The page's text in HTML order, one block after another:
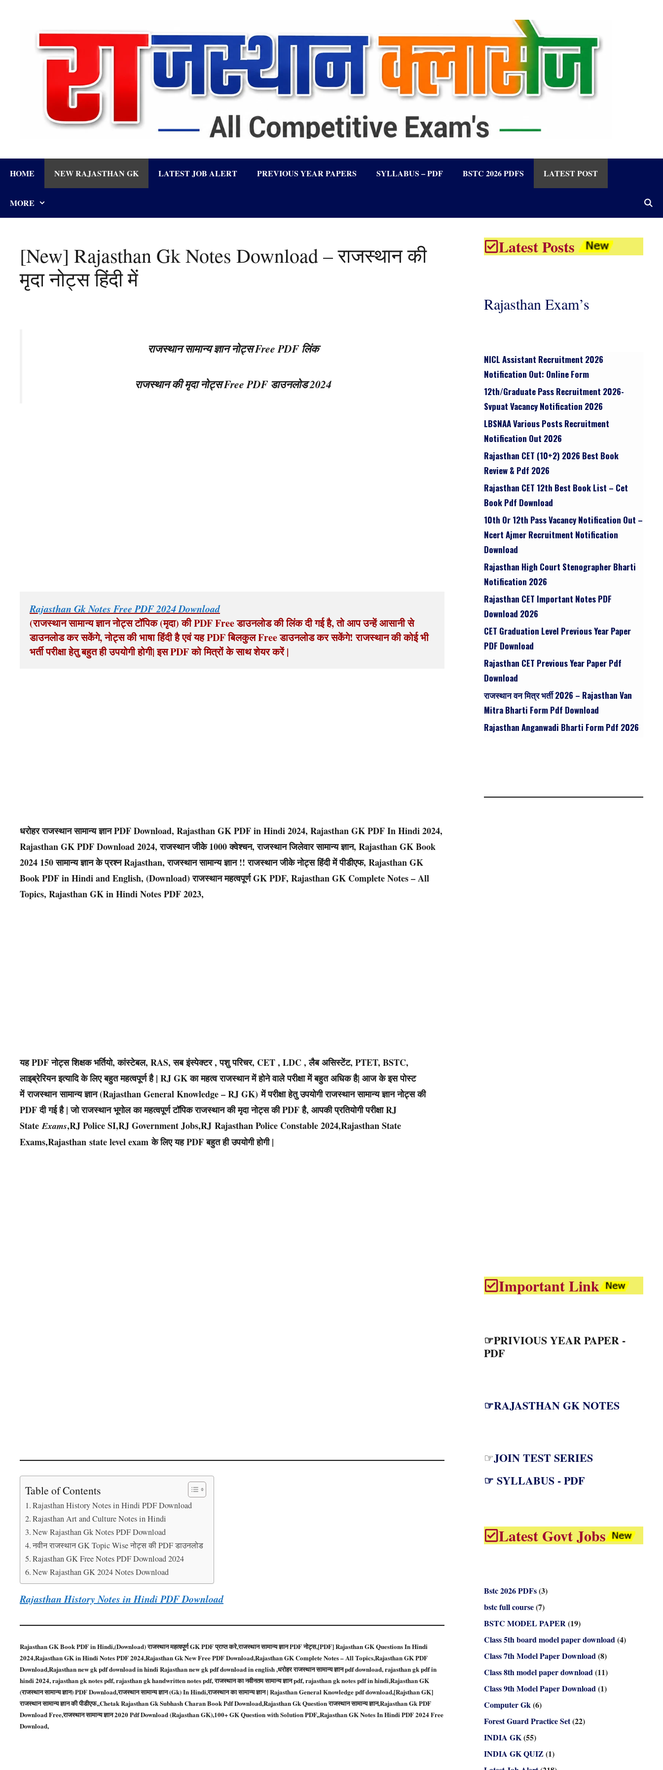
HOME NEW RAJASTHAN GK LATEST JOB ALERT PREVIOUS YEAR PAPERS SYLLABUS – PDF BSTC 2026 PDFS LATEST POST
MORE
[New] Rajasthan Gk Notes Download – राजस्थान की
मृदा नोट्स हिंदी में
राजस्थान सामान्य ज्ञान नोट्स Free PDF लिंक
राजस्थान की मृदा नोट्स Free PDF डाउनलोड 2024
Rajasthan Gk Notes Free PDF 2024 Download
(राजस्थान सामान्य ज्ञान नोट्स टॉपिक (मृदा) की PDF Free डाउनलोड की लिंक दी गई है, तो आप उन्हें आसानी से
डाउनलोड कर सकेंगे, नोट्स की भाषा हिंदी है एवं यह PDF बिलकुल Free डाउनलोड कर सकेंगे! राजस्थान की कोई भी
भर्ती परीक्षा हेतु बहुत ही उपयोगी होगी| इस PDF को मित्रों के साथ शेयर करें |
धरोहर राजस्थान सामान्य ज्ञान PDF Download, Rajasthan GK PDF in Hindi 2024, Rajasthan GK PDF In Hindi 2024,
Rajasthan GK PDF Download 2024, राजस्थान जीके 1000 क्वेश्चन, राजस्थान जिलेवार सामान्य ज्ञान, Rajasthan GK Book
2024 150 सामान्य ज्ञान के प्रश्न Rajasthan, राजस्थान सामान्य ज्ञान !! राजस्थान जीके नोट्स हिंदी में पीडीएफ, Rajasthan GK
Book PDF in Hindi and English, (Download) राजस्थान महत्वपूर्ण GK PDF, Rajasthan GK Complete Notes – All
Topics, Rajasthan GK in Hindi Notes PDF 2023,
यह PDF नोट्स शिक्षक भर्तियो, कांस्टेबल, RAS, सब इंस्पेक्टर , पशु परिचर, CET , LDC , लैब असिस्टेंट, PTET, BSTC,
लाइब्रेरियन इत्यादि के लिए बहुत महत्वपूर्ण है | RJ GK का महत्व राजस्थान में होने वाले परीक्षा में बहुत अधिक है| आज के इस पोस्ट
में राजस्थान सामान्य ज्ञान (Rajasthan General Knowledge – RJ GK) में परीक्षा हेतु उपयोगी राजस्थान सामान्य ज्ञान नोट्स की
PDF दी गई है | जो राजस्थान भूगोल का महत्वपूर्ण टॉपिक राजस्थान की मृदा नोट्स की PDF है, आपकी प्रतियोगी परीक्षा RJ
StateExams,RJ Police SI,RJ Government Jobs,RJ Rajasthan Police Constable 2024,Rajasthan State
Exams,Rajasthan state level exam के लिए यह PDF बहुत ही उपयोगी होगी |
Table of Contents
Rajasthan History Notes in Hindi PDF Download
Rajasthan Art and Culture Notes in Hindi
New Rajasthan Gk Notes PDF Download
नवीन राजस्थान GK Topic Wise नोट्स की PDF डाउनलोड
Rajasthan GK Free Notes PDF Download 2024
New Rajasthan GK 2024 Notes Download
Rajasthan History Notes in Hindi PDF Download
Rajasthan GK Book PDF in Hindi,(Download) राजस्थान महत्वपूर्ण GK PDF प्राप्त करे,राजस्थान सामान्य ज्ञान PDF नोट्स,[PDF] Rajasthan GK Questions In Hindi
2024,Rajasthan GK in Hindi Notes PDF 2024,Rajasthan Gk New Free PDF Download,Rajasthan GK Complete Notes – All Topics,Rajasthan GK PDF
Download,Rajasthan new gk pdf download in hindi Rajasthan new gk pdf download in english ,धरोहर राजस्थान सामान्य ज्ञान pdf download, rajasthan gk pdf in
hindi 2024, rajasthan gk notes pdf, rajasthan gk handwritten notes pdf, राजस्थान का नवीनतम सामान्य ज्ञान pdf, rajasthan gk notes pdf in hindi,Rajasthan GK
(राजस्थान सामान्य ज्ञान) PDF Download,राजस्थान सामान्य ज्ञान (Gk) In Hindi,राजस्थान का सामान्य ज्ञान | Rajasthan General Knowledge pdf download,[Rajsthan GK]
राजस्थान सामान्य ज्ञान की पीडीएफ,,Chetak Rajasthan Gk Subhash Charan Book Pdf Download,Rajasthan Gk Question राजस्‍थान सामान्‍य ज्ञान,Rajasthan Gk PDF
Download Free,राजस्थान सामान्य ज्ञान 2020 Pdf Download (Rajasthan GK),100+ GK Question with Solution PDF,,Rajasthan GK Notes In Hindi PDF 2024 Free
Download,
Latest Posts
Rajasthan Exam’s
NICL Assistant Recruitment 2026
Notification Out: Online Form
12th/graduate Pass Recruitment 2026-
Svpuat Vacancy Notification 2026
LBSNAA Various Posts Recruitment
Notification Out 2026
Rajasthan CET (10+2) 2026 Best Book
Review & Pdf 2026
Rajasthan CET 12th Best Book List – Cet
Book Pdf Download
10th Or 12th Pass Vacancy Notification Out –
Ncert Ajmer Recruitment Notification
Download
Rajasthan High Court Stenographer Bharti
Notification 2026
Rajasthan CET Important Notes PDF
Download 2026
CET Graduation Level Previous Year Paper
PDF Download
Rajasthan CET Previous Year Paper Pdf
Download
राजस्थान वन मित्र भर्ती 2026 – Rajasthan Van
Mitra Bharti Form Pdf Download
Rajasthan Anganwadi Bharti Form Pdf 2026
Important Link
☞PRIVIOUS YEAR PAPER -
PDF
☞RAJASTHAN GK NOTES
☞JOIN TEST SERIES
☞ SYLLABUS - PDF
Latest Govt Jobs
Bstc 2026 PDFs(3)
bstc full course(7)
BSTC MODEL PAPER(19)
Class 5th board model paper download(4)
Class 7th Model Paper Download(8)
Class 8th model paper download(11)
Class 9th Model Paper Download(1)
Computer Gk(6)
Forest Guard Practice Set(22)
INDIA GK(55)
INDIA GK QUIZ (1)